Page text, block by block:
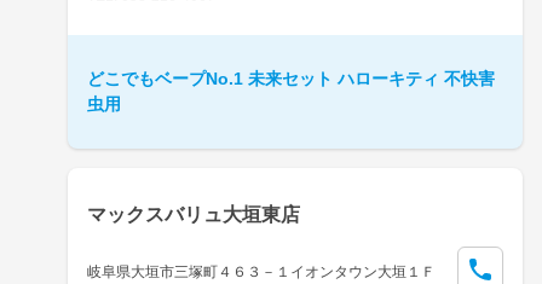
どこでもベープNo.1 未来セット ハローキティ 不快害
虫用
マックスバリュ大垣東店
岐阜県大垣市三塚町４６３－１イオンタウン大垣１Ｆ